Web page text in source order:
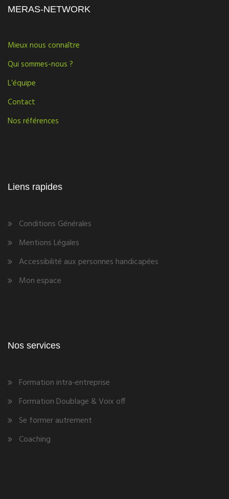
MERAS-NETWORK
Mieux nous connaître
Qui sommes-nous ?
L’équipe
Contact
Nos références
Liens rapides
Conditions Générales
Mentions Légales
Accessibilité aux personnes handicapées
Mon espace
Nos services
Formation intra-entreprise
Formation Doublage & Voix off
Se former autrement
Coaching